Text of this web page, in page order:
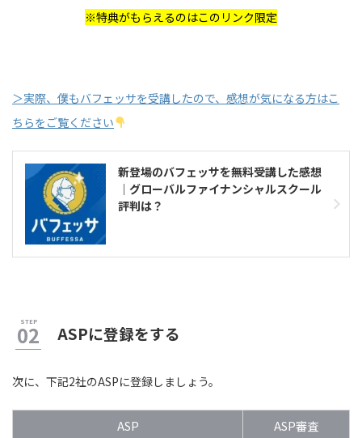
※特典がもらえるのはこのリンク限定
＞実際、僕もバフェッサを受講したので、感想が気になる方はこ
ちらをご覧ください
新登場のバフェッサを無料受講した感想
｜グローバルファイナンシャルスクール
評判は？
ASPに登録をする
次に、下記2社のASPに登録しましょう。
ASP ASP審査